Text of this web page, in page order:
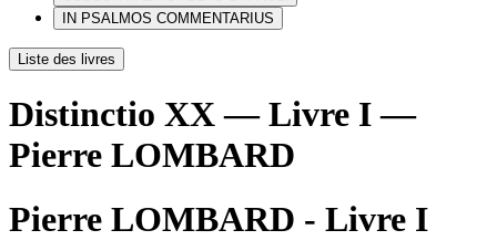
IN PSALMOS COMMENTARIUS
Liste des livres
Distinctio XX — Livre I —
Pierre LOMBARD
Pierre LOMBARD - Livre I